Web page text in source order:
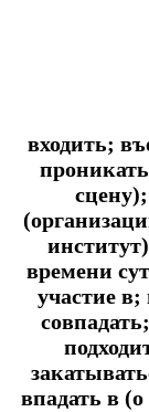
входить;
времени
участие
впадать в (о